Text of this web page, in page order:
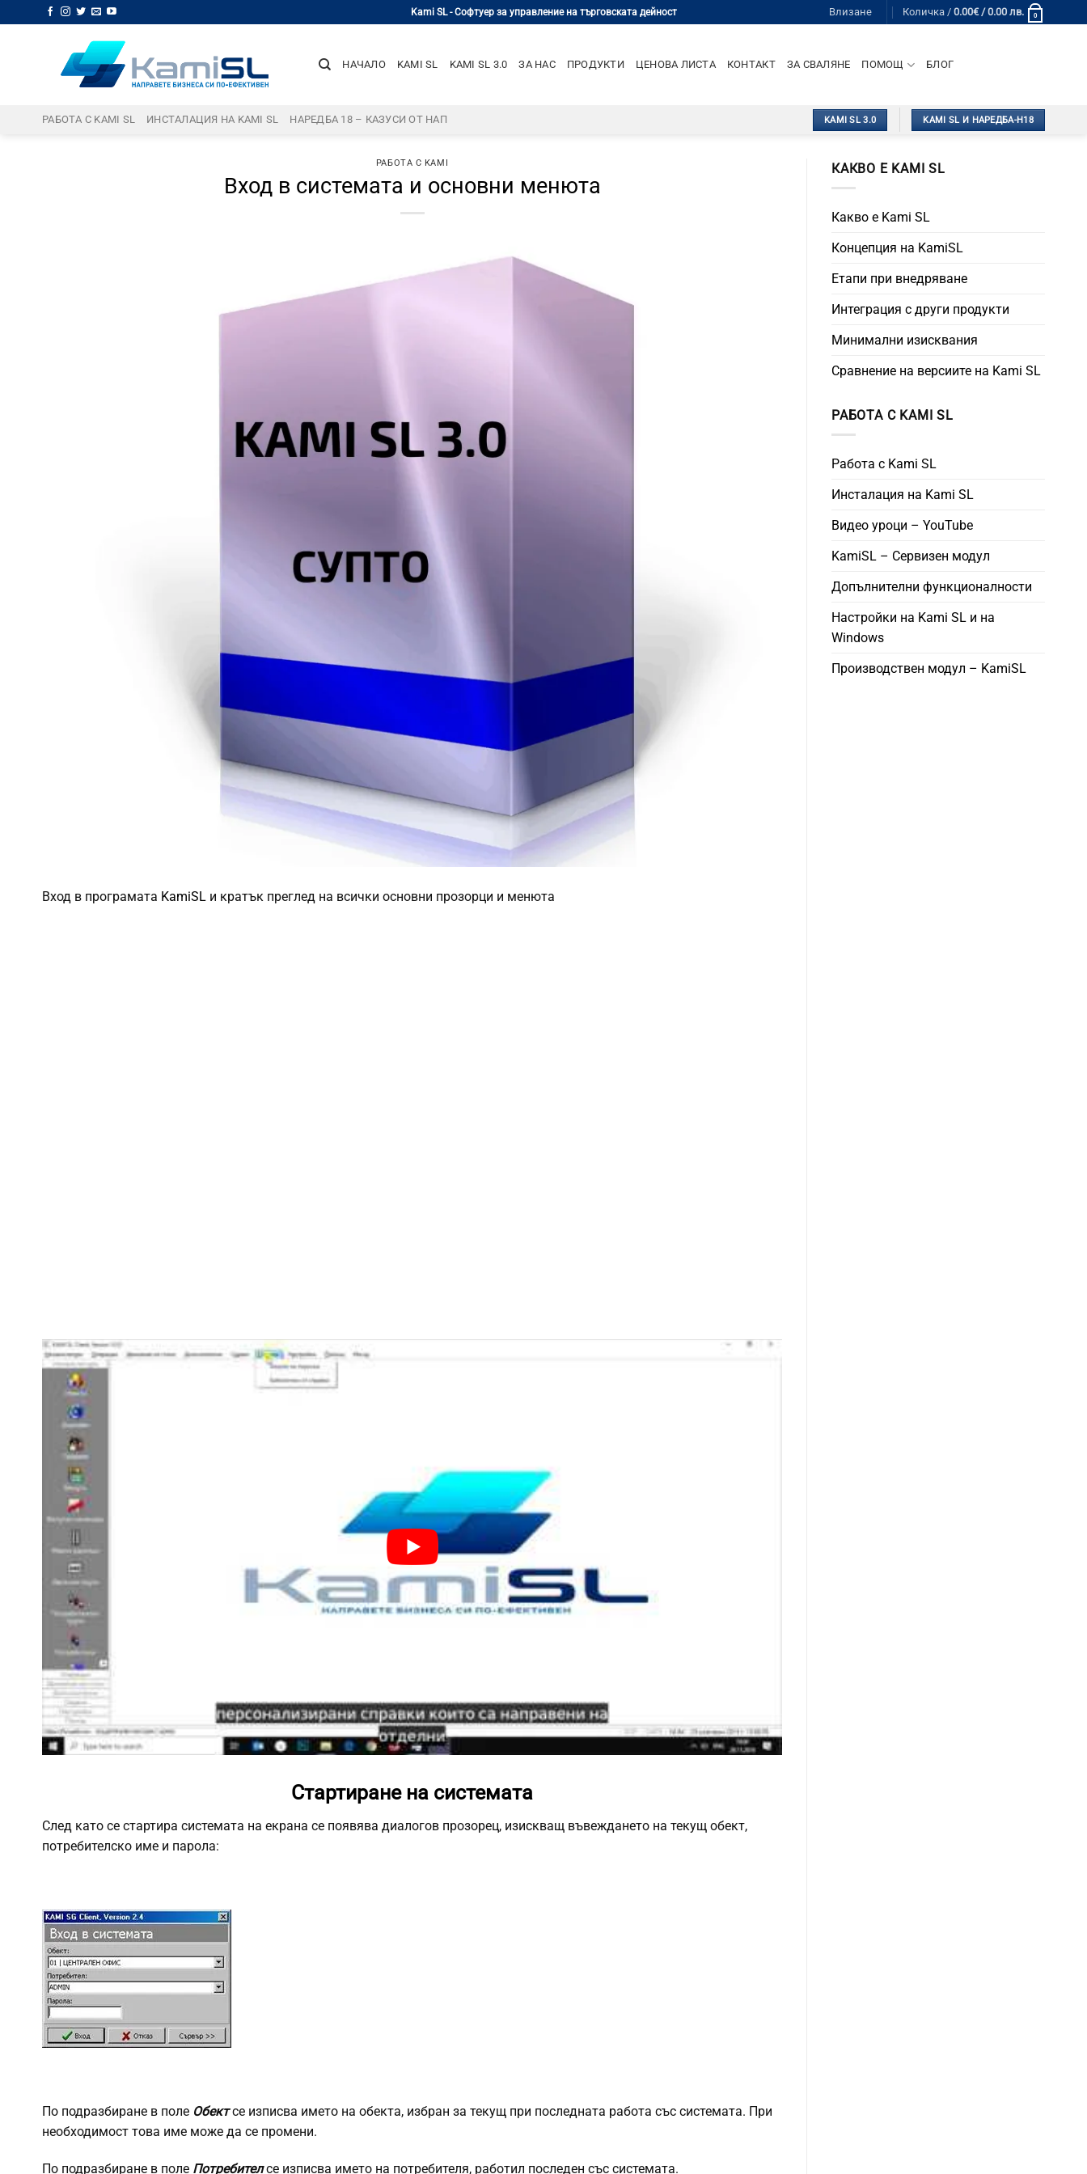
to
Kami SL - Софтуер за управление на търговската дейност Влизане Количка / 0.00€/ 0.00 лв. 0
НАЧАЛО KAMI SL KAMI SL 3.0 ЗА НАС ПРОДУКТИ ЦЕНОВА ЛИСТА КОНТАКТ ЗА СВАЛЯНЕ ПОМОЩ БЛОГ
РАБОТА С KAMI SL ИНСТАЛАЦИЯ НА KAMI SL НАРЕДБА 18 – КАЗУСИ ОТ НАП KAMI SL 3.0 KAMI SL И НАРЕДБА-Н18
РАБОТА С KAMI
Вход в системата и основни менюта
Вход в програмата KamiSL и кратък преглед на всички основни прозорци и менюта
Стартиране на системата
След като се стартира системата на екрана се появява диалогов прозорец, изискващ въвеждането на текущ обект,
потребителско име и парола:
По подразбиране в поле Обектсе изписва името на обекта, избран за текущ при последната работа със системата. При
необходимост това име може да се промени.
По подразбиране в поле Потребителсе изписва името на потребителя, работил последен със системата.
КАКВО Е KAMI SL
Какво е Kami SL
Концепция на KamiSL
Етапи при внедряване
Интеграция с други продукти
Минимални изисквания
Сравнение на версиите на Kami SL
РАБОТА С KAMI SL
Работа с Kami SL
Инсталация на Kami SL
Видео уроци – YouTube
KamiSL – Сервизен модул
Допълнителни функционалности
Настройки на Kami SL и на
Windows
Производствен модул – KamiSL